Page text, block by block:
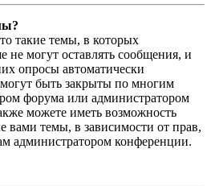
такие темы, в которых
не могут оставлять сообщения, и
опросы автоматически
быть закрыты по многим
форума или администратором
можете иметь возможность
вами темы, в зависимости от прав,
администратором конференции.